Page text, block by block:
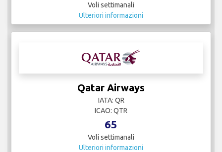
Voli settimanali
Ulteriori informazioni
Qatar Airways
IATA: QR
ICAO: QTR
65
Voli settimanali
Ulteriori informazioni